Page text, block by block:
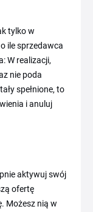
tylko w
ile sprzedawca
W realizacji,
nie poda
spełnione, to
i anuluj
aktywuj swój
ofertę
Możesz nią w